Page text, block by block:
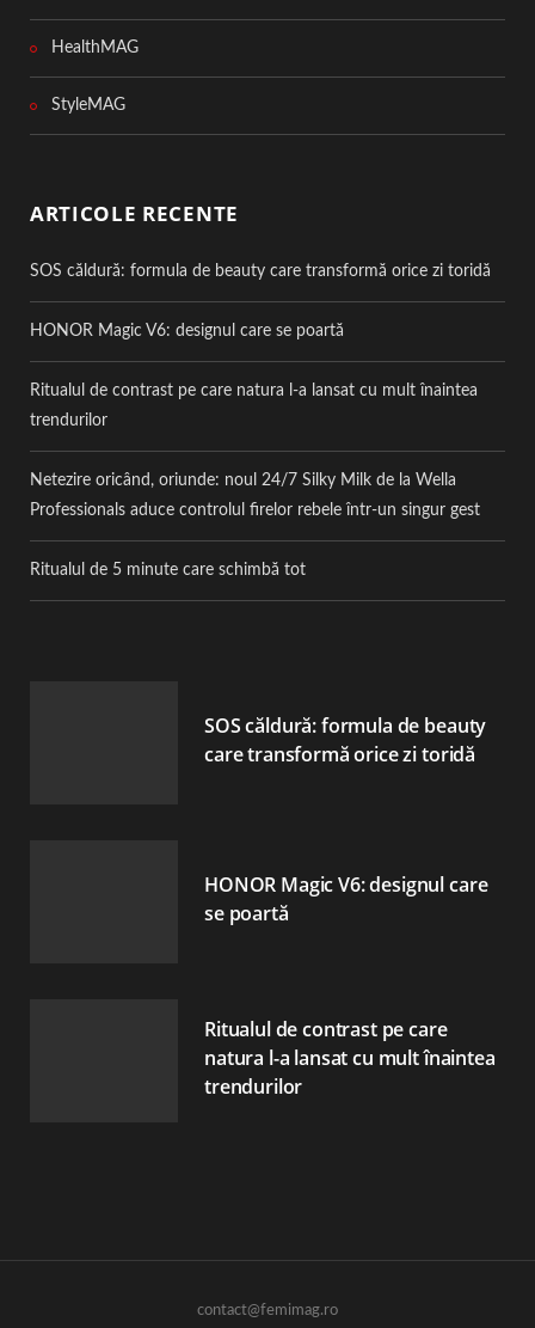
HealthMAG
StyleMAG
ARTICOLE RECENTE
SOS căldură: formula de beauty care transformă orice zi toridă
HONOR Magic V6: designul care se poartă
Ritualul de contrast pe care natura l-a lansat cu mult înaintea
trendurilor
Netezire oricând, oriunde: noul 24/7 Silky Milk de la Wella
Professionals aduce controlul firelor rebele într-un singur gest
Ritualul de 5 minute care schimbă tot
SOS căldură: formula de beauty
care transformă orice zi toridă
HONOR Magic V6: designul care
se poartă
Ritualul de contrast pe care
natura l-a lansat cu mult înaintea
trendurilor
contact@femimag.ro